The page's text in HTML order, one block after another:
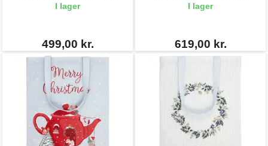
I lager
499,00 kr.
I lager
619,00 kr.